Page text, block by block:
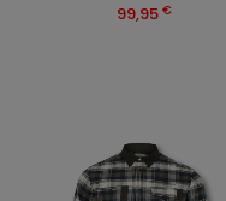
99,95 €